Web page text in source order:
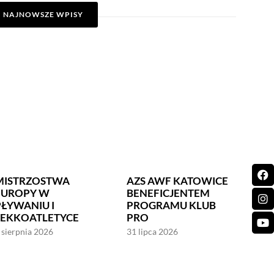
NAJNOWSZE WPISY
W
I
2026
AZS AWF KATOWICE
BENEFICJENTEM
PROGRAMU KLUB
PRO
31 lipca 2026